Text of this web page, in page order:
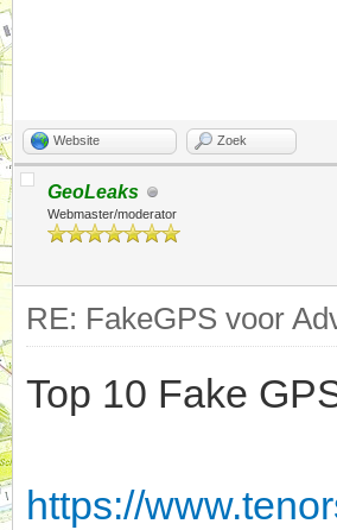
Website Zoek
GeoLeaks
Webmaster/moderator
RE: FakeGPS voor
Top 10 Fake
https://